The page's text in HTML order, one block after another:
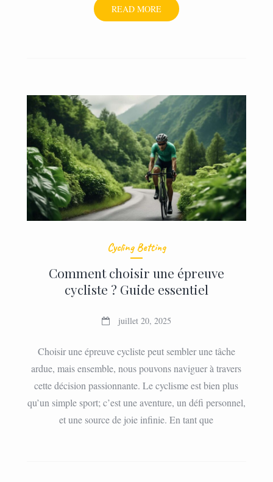
READ MOREVÉLO
À
PARCOURIR
Cycling Betting
Comment choisir une épreuve
cycliste ? Guide essentiel
juillet 20, 2025
Choisir une épreuve cycliste peut sembler une tâche
ardue, mais ensemble, nous pouvons naviguer à travers
cette décision passionnante. Le cyclisme est bien plus
qu’un simple sport; c’est une aventure, un défi personnel,
et une source de joie infinie. En tant que